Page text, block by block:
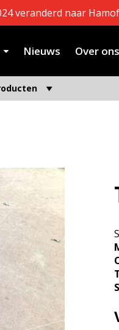
veranderd naar
Nieuws Over ons